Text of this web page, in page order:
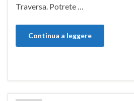
Traversa. Potrete …
Continua a leggere